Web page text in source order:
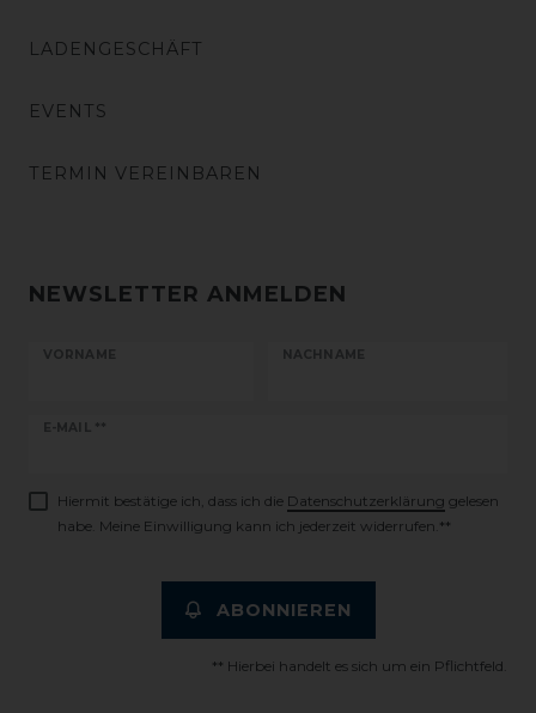
LADENGESCHÄFT
EVENTS
TERMIN VEREINBAREN
NEWSLETTER ANMELDEN
VORNAME NACHNAME
E-MAIL **
Newsletter
Hiermit bestätige ich, dass ich die Daten­schutz­erklärung gelesen
habe. Meine Einwilligung kann ich jederzeit widerrufen.**
ABONNIEREN
** Hierbei handelt es sich um ein Pflichtfeld.